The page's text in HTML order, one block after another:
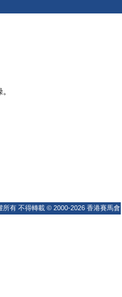
所有 不得轉載 © 2000-2026 香港賽馬會